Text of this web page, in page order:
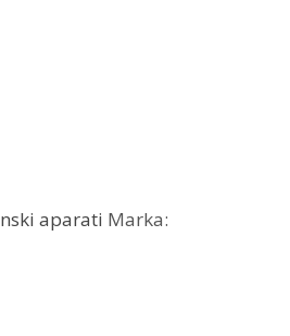
aparati Marka: